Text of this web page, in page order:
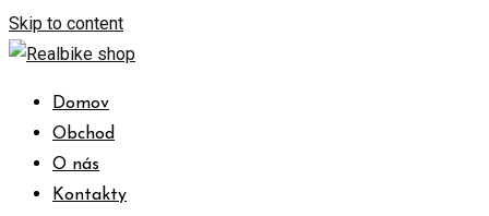
Skip to content
Domov
Obchod
O nás
Kontakty